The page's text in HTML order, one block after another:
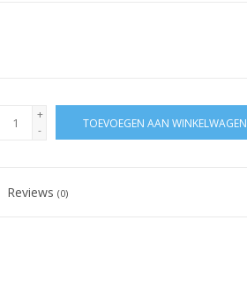
+
-
TOEVOEGEN AAN WINKELWAGEN
Reviews(0)